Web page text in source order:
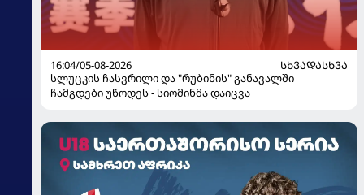
16:04/05-08-2026
ᲡᲮᲕᲐᲓᲐᲡᲮᲕᲐ
სლუცკის ჩასვრილი და "რუბინის" განავალში
ჩამგდები უწოდეს - სიომინმა დაიცვა